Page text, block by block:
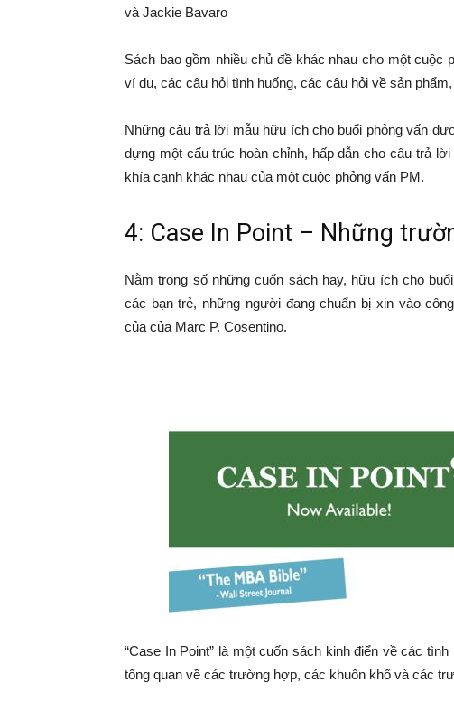
và Jackie Bavaro
Sách bao gồm nhiều chủ đề khác nhau cho một cuộc
ví dụ, các câu hỏi tình huống, các câu hỏi về sản
Những câu trả lời mẫu hữu ích cho buổi phỏng vấn
dựng một cấu trúc hoàn chỉnh, hấp dẫn cho câu trả
khía cạnh khác nhau của một cuộc phỏng vấn PM.
4: Case In Point – Những
Nằm trong số những cuốn sách hay, hữu ích cho
các bạn trẻ, những người đang chuẩn bị xin vào
của của Marc P. Cosentino.
“Case In Point” là một cuốn sách kinh điển về các
tổng quan về các trường hợp, các khuôn khổ và các